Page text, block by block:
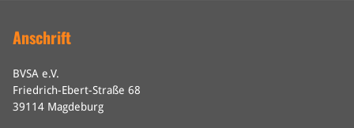
Anschrift
BVSA e.V.
Friedrich-Ebert-Straße 68
39114 Magdeburg